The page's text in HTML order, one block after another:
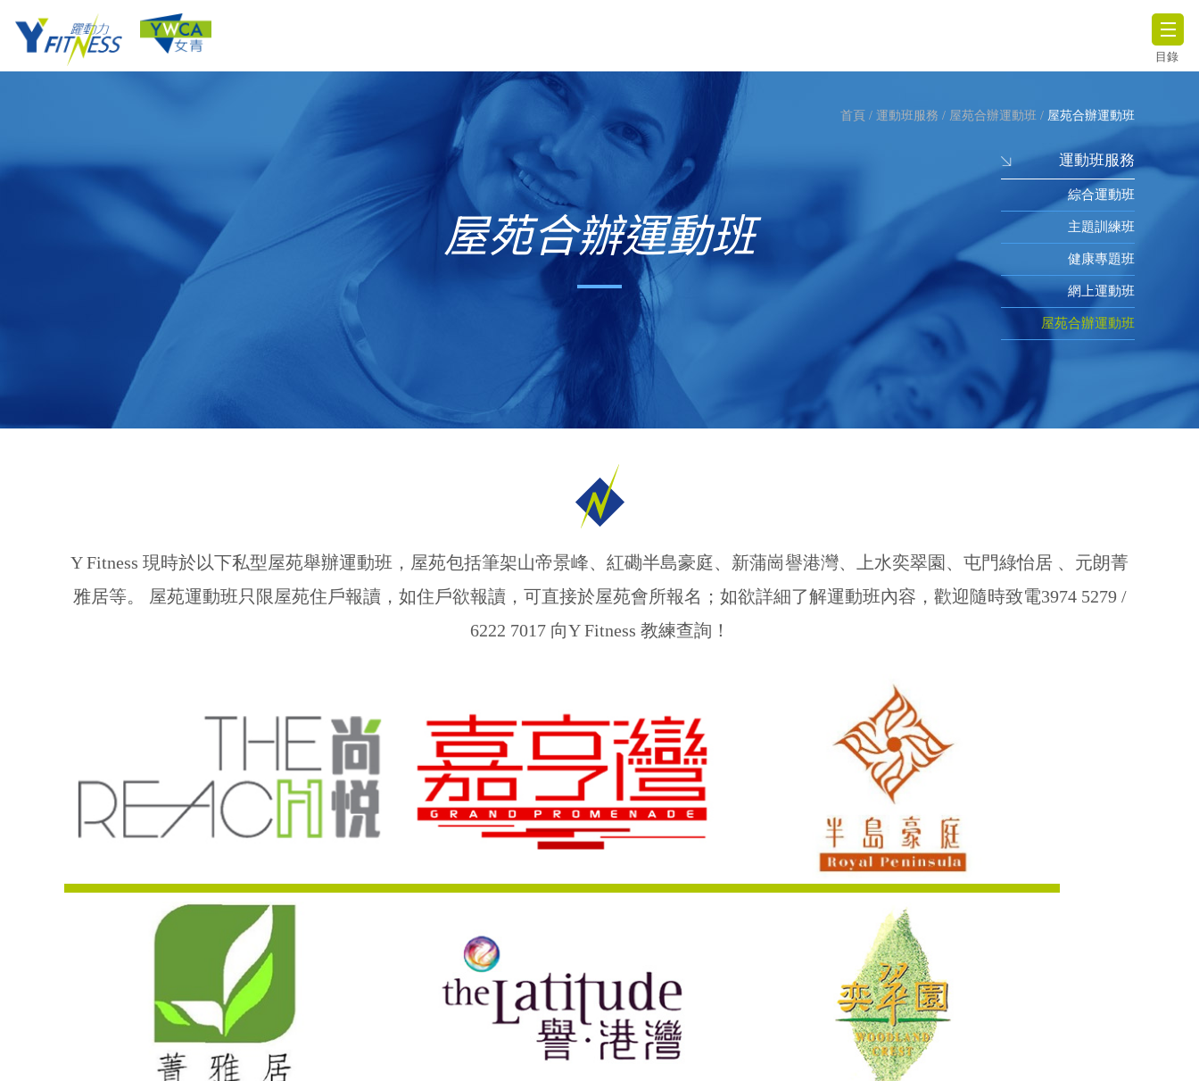
目錄
屋苑合辦運動班
首頁 / 運動班服務 / 屋苑合辦運動班 / 屋苑合辦運動班
運動班服務
綜合運動班
主題訓練班
健康專題班
網上運動班
屋苑合辦運動班
Y Fitness 現時於以下私型屋苑舉辦運動班，屋苑包括筆架山帝景峰、紅磡半島豪庭、新蒲崗譽港灣、上水奕翠園、屯門綠怡居 、元朗菁
雅居等。 屋苑運動班只限屋苑住戶報讀，如住戶欲報讀，可直接於屋苑會所報名；如欲詳細了解運動班內容，歡迎隨時致電3974 5279 /
6222 7017 向Y Fitness 教練查詢！